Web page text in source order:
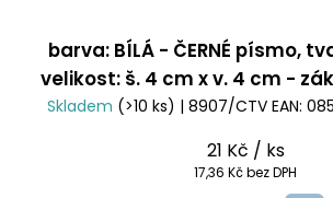
barva: BÍLÁ - ČERNÉ písmo,
velikost: š. 4 cm x v. 4 cm -
Skladem (>10 ks) | 8907/CTV EAN:
21 Kč / ks
17,36 Kč bez DPH